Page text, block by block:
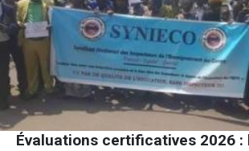
Évaluations certificatives 2026 :